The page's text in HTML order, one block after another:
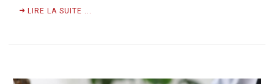
LIRE LA SUITE ...